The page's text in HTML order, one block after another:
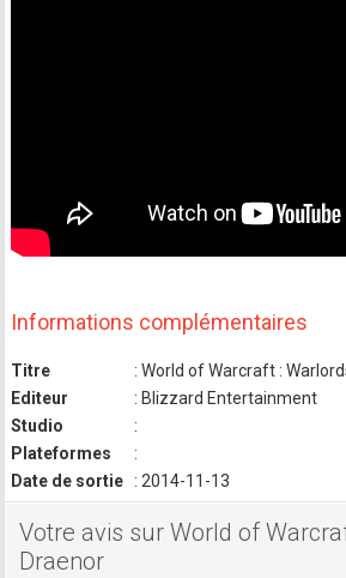
Informations complémentaires
Titre
: World of Warcraft :
Editeur
: Blizzard Entertainment
Studio
:
Plateformes
:
Date de sortie
: 2014-11-13
Votre avis sur World of
Draenor